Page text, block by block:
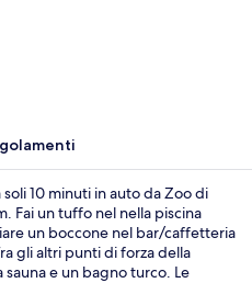
10 minuti in auto da Zoo di
Fai un tuffo nel nella piscina
un boccone nel bar/caffetteria
gli altri punti di forza della
e un bagno turco. Le